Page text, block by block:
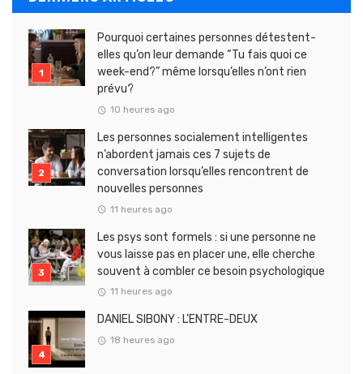
Pourquoi certaines personnes détestent-
elles qu’on leur demande “Tu fais quoi ce
week-end?” même lorsqu’elles n’ont rien
prévu?
10 heures ago
Les personnes socialement intelligentes
n’abordent jamais ces 7 sujets de
conversation lorsqu’elles rencontrent de
nouvelles personnes
11 heures ago
Les psys sont formels : si une personne ne
vous laisse pas en placer une, elle cherche
souvent à combler ce besoin psychologique
11 heures ago
DANIEL SIBONY : L’ENTRE-DEUX
18 heures ago